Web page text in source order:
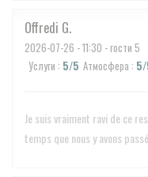
Offredi G
2026-07-26 - 11:30 - гости 5
Услуги : 5/5 Атмосфера : 5
Je suis vraiment ravi de ce
temps que nous y avons passé.